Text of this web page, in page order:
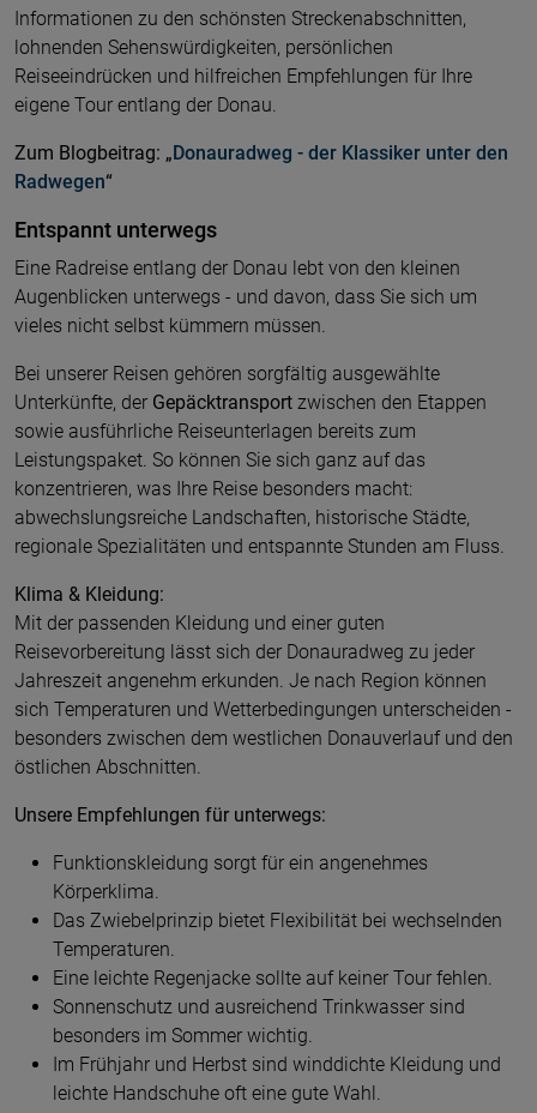
Informationen zu den schönsten Streckenabschnitten,
lohnenden Sehenswürdigkeiten, persönlichen
Reiseeindrücken und hilfreichen Empfehlungen für Ihre
eigene Tour entlang der Donau.
Zum Blogbeitrag: „Donauradweg - der Klassiker unter den
Radwegen“
Entspannt unterwegs
Eine Radreise entlang der Donau lebt von den kleinen
Augenblicken unterwegs - und davon, dass Sie sich um
vieles nicht selbst kümmern müssen.
Bei unserer Reisen gehören sorgfältig ausgewählte
Unterkünfte, der Gepäcktransport zwischen den Etappen
sowie ausführliche Reiseunterlagen bereits zum
Leistungspaket. So können Sie sich ganz auf das
konzentrieren, was Ihre Reise besonders macht:
abwechslungsreiche Landschaften, historische Städte,
regionale Spezialitäten und entspannte Stunden am Fluss.
Klima & Kleidung:
Mit der passenden Kleidung und einer guten
Reisevorbereitung lässt sich der Donauradweg zu jeder
Jahreszeit angenehm erkunden. Je nach Region können
sich Temperaturen und Wetterbedingungen unterscheiden -
besonders zwischen dem westlichen Donauverlauf und den
östlichen Abschnitten.
Unsere Empfehlungen für unterwegs:
Funktionskleidung sorgt für ein angenehmes
Körperklima.
Das Zwiebelprinzip bietet Flexibilität bei wechselnden
Temperaturen.
Eine leichte Regenjacke sollte auf keiner Tour fehlen.
Sonnenschutz und ausreichend Trinkwasser sind
besonders im Sommer wichtig.
Im Frühjahr und Herbst sind winddichte Kleidung und
leichte Handschuhe oft eine gute Wahl.